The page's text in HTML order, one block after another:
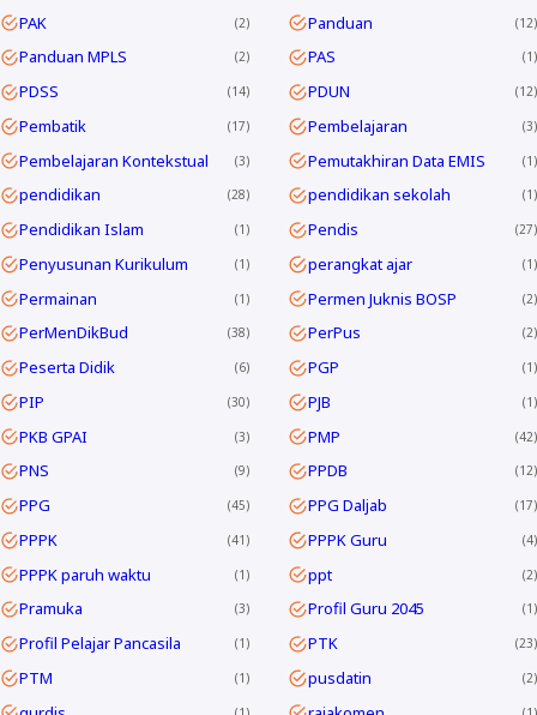
PAK 2 Panduan 12
Panduan MPLS 2 PAS 1
PDSS 14 PDUN 12
Pembatik 17 Pembelajaran 3
Pembelajaran Kontekstual 3 Pemutakhiran Data EMIS 1
pendidikan 28 pendidikan sekolah 1
Pendidikan Islam 1 Pendis 27
Penyusunan Kurikulum 1 perangkat ajar 1
Permainan 1 Permen Juknis BOSP 2
PerMenDikBud 38 PerPus 2
Peserta Didik 6 PGP 1
PIP 30 PJB 1
PKB GPAI 3 PMP 42
PNS 9 PPDB 12
PPG 45 PPG Daljab 17
PPPK 41 PPPK Guru 4
PPPK paruh waktu 1 ppt 2
Pramuka 3 Profil Guru 2045 1
Profil Pelajar Pancasila 1 PTK 23
PTM 1 pusdatin 2